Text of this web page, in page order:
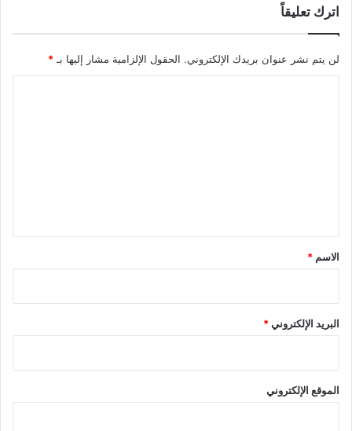
اترك تعليقاً
لن يتم نشر عنوان بريدك الإلكتروني. الحقول الإلزامية مشار إليها بـ *
*
الاسم *
البريد الإلكتروني*
الموقع الإلكتروني